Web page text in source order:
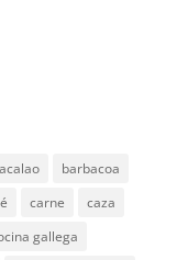
barbacoa
carne
caza
gallega